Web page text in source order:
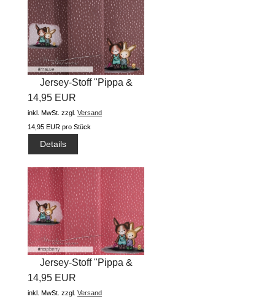
Jersey-Stoff "Pippa &
Arved...
14,95 EUR
inkl. MwSt. zzgl. Versand
14,95 EUR pro Stück
Details
Jersey-Stoff "Pippa &
Arved...
14,95 EUR
inkl. MwSt. zzgl. Versand